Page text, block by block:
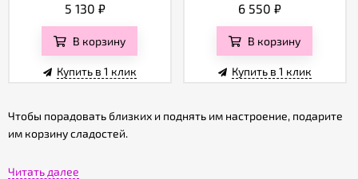
5 130 ₽
В корзину
Купить в 1 клик
6 550₽
В корзину
Купить в 1 клик
Чтобы порадовать близких и поднять им настроение, подарите
им корзину сладостей.
Корзина — это универсальная упаковка, которая всегда
Читать далее